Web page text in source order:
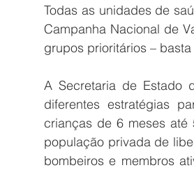
Todas as unidades de
Campanha Nacional de
grupos prioritários –
A Secretaria de Estado
diferentes estratégias
crianças de 6 meses até
população privada de
bombeiros e membros